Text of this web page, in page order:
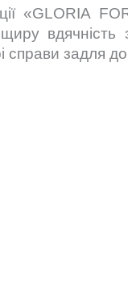
«GLORIA
справи задля